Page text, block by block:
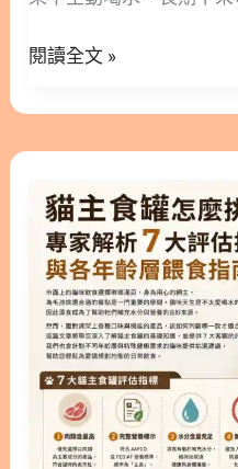
其實來自於動物性蛋白質
單純將飲食替換成無穀
毛孩的過敏困擾。 2. 專
與貓咪無穀飼料怎麼挑
咪？ 貓咪天生是肉食性
主動攝取穀物。因此，
確較為貼近貓咪的原始
由獸醫確診對特定穀物
一個相當不錯的選擇。
咪來說，排除傳統穀物有
日常首選。 近年來，市
本文林安安營養師將帶
並從腎臟、免疫、皮膚
您全面解析挑選重點。
適合家中寶貝的專屬菜
師粉絲團，用營養蘊育
容目錄 : 顯示/隱藏 1. 什
分的秘密 2. 貓機能罐怎
2.1. 腎臟與泌尿照護
與毛髮保養 2.4. 腸胃消
3. 主食與副食的抉擇：
完美飲食：機能食罐與
咪更好的生活，立即挑
業
選
閱讀全文 »
主
食
怎
麼
挑？
專